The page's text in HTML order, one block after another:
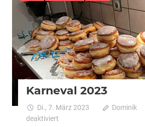
Karneval 2023
Di., 7. März 2023 Dominik
deaktiviert